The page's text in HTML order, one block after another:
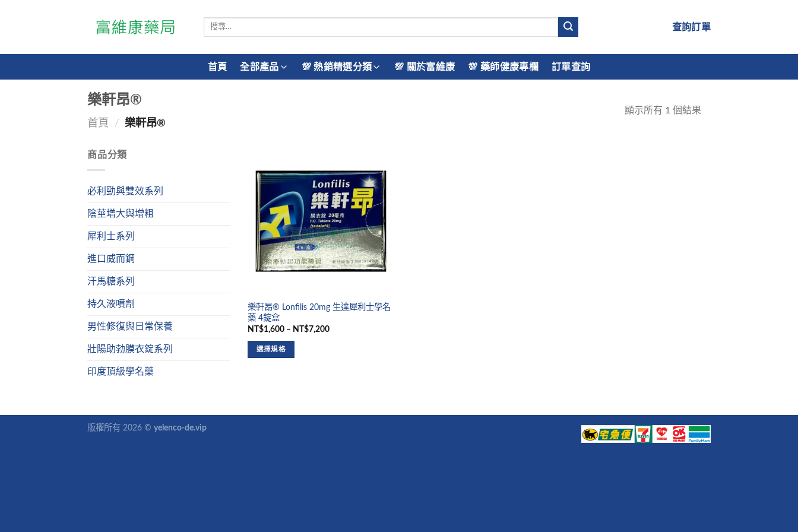
搜
鍵
字:
查詢訂單
首頁 全部產品 💯 熱銷精選分類 💯 關於富維康 💯 藥師健康專欄 訂單查詢
樂軒昂®
首頁 / 樂軒昂®
顯示所有 1 個結果
商品分類
必利勁與雙效系列
陰莖增大與增粗
犀利士系列
進口威而鋼
汗馬糖系列
持久液噴劑
男性修復與日常保養
壯陽助勃膜衣錠系列
印度頂級學名藥
樂軒昂® Lonfilis 20mg 生達犀利士學名
藥 4錠盒
NT$1,600 – NT$7,200
選擇規格
版權所有 2026 © yelenco-de.vip